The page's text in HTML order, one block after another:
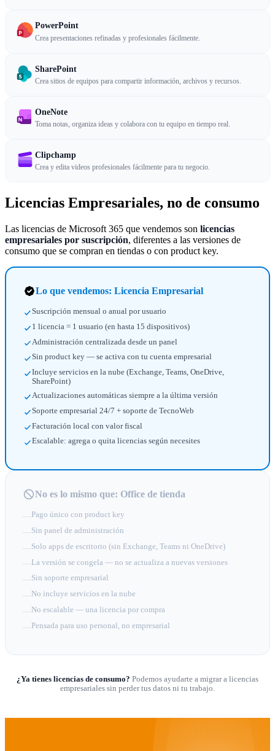
PowerPoint
Crea presentaciones refinadas y profesionales fácilmente.
SharePoint
Crea sitios de equipos para compartir información, archivos y recursos.
OneNote
Toma notas, organiza ideas y colabora con tu equipo en tiempo real.
Clipchamp
Crea y edita videos profesionales fácilmente para tu negocio.
Licencias Empresariales, no de consumo
Las licencias de Microsoft 365 que vendemos son licencias
empresariales por suscripción, diferentes a las versiones de
consumo que se compran en tiendas o con product key.
Lo que vendemos: Licencia Empresarial
Suscripción mensual o anual por usuario
1 licencia = 1 usuario (en hasta 15 dispositivos)
Administración centralizada desde un panel
Sin product key — se activa con tu cuenta empresarial
Incluye servicios en la nube (Exchange, Teams, OneDrive,
SharePoint)
Actualizaciones automáticas siempre a la última versión
Soporte empresarial 24/7 + soporte de TecnoWeb
Facturación local con valor fiscal
Escalable: agrega o quita licencias según necesites
No es lo mismo que: Office de tienda
— Pago único con product key
—Sin panel de administración
—Solo apps de escritorio (sin Exchange, Teams ni OneDrive)
—La versión se congela — no se actualiza a nuevas versiones
—Sin soporte empresarial
—No incluye servicios en la nube
—No escalable — una licencia por compra
—Pensada para uso personal, no empresarial
¿Ya tienes licencias de consumo? Podemos ayudarte a migrar a licencias
empresariales sin perder tus datos ni tu trabajo.